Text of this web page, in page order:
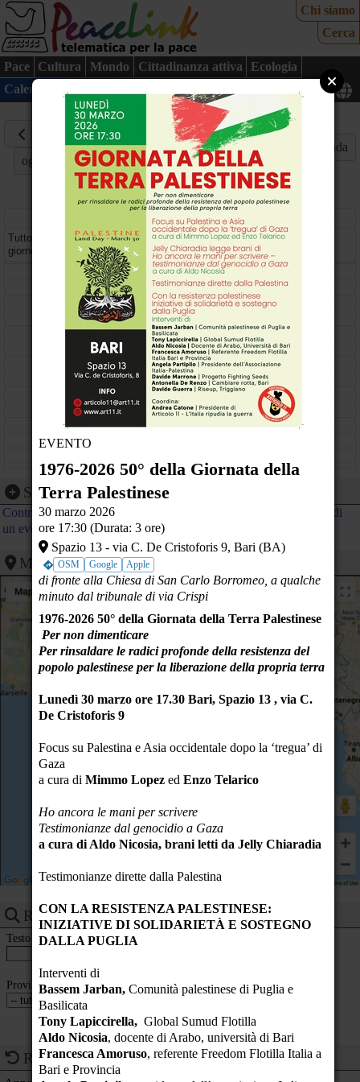
Chi siamo
Cerca
Pace Cultura Mondo Cittadinanza attiva
Ecologia
Calendario
oggi
30
Marzo
2026
Mese Settimana Giorno Agenda
lunedì
Tutto il
giorno
15
16
17
18
20
21
22
1976-2026 50° della Giornata della
Spazio 13 - via C. De Cristoforis 9 - Bari (BA)
NEI CONTESTI DI GUERRA
ZAC! - Movicentro - Ivrea (TO)
Segnalazione evento
Contribuisci al calendario di PeaceLink inviando la segnalazione di
un evento
Mappa
Ricerca eventi
Testo
Provincia
Ricorrenze del giorno
EVENTO
1976-2026 50° della Giornata della
Terra Palestinese
30 marzo 2026
ore 17:30 (Durata: 3 ore)
Spazio 13 - via C. De Cristoforis 9, Bari (BA)
OSM Google Apple
di fronte alla Chiesa di San Carlo Borromeo, a qualche
minuto dal tribunale di via Crispi
1976-202650° della Giornata della Terra Palestinese
Per non dimenticare
Per rinsaldare le radici profonde della resistenza del
popolo palestinese per la liberazione della propria terra
Lunedì 30 marzoore 17.30Bari, Spazio 13 , via C.
De Cristoforis 9
Focus su Palestina e Asia occidentale dopo la ‘tregua’ di
Gaza
a cura diMimmo Lopez edEnzo Telarico
Ho ancora le mani per scrivere
Testimonianze dal genocidio a Gaza
a cura di Aldo Nicosia, brani letti da Jelly Chiaradia
Testimonianze dirette dalla Palestina
CON LA RESISTENZA PALESTINESE:
INIZIATIVE DI SOLIDARIETÀ E SOSTEGNO
DALLA PUGLIA
Interventi di
Bassem Jarban, Comunità palestinese di Puglia e
Basilicata
Tony Lapiccirella, Global Sumud Flotilla
Aldo Nicosia, docente di Arabo, università di Bari
Francesca Amoruso, referente Freedom Flotilla Italia a
Bari e Provincia